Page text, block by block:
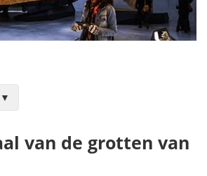
▼
aan Lascaux IV
IV
van de grotten van